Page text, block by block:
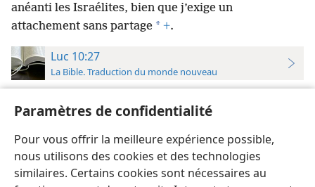
Paramètres de confidentialité
Pour vous offrir la meilleure expérience possible,
nous utilisons des cookies et des technologies
similaires. Certains cookies sont nécessaires au
anéanti les Israélites, bien que j’exige un
attachement sans partage * +.
Luc 10:27
La Bible. Traduction du monde nouveau
de tout ton cœur, de toute ton âme * , de toute ta
force et de toute ta pensée
”, et “ton prochain
comme toi-​même+ ”. »